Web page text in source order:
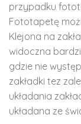
przypadku
Fototapetę
Klejona na
widoczna
gdzie nie
zakładki tez
układania
układana ze